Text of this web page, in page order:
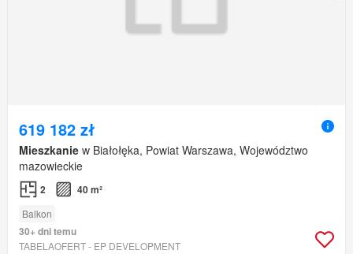
619 182 zł
Mieszkanie w Białołęka, Powiat Warszawa, Województwo
mazowieckie
2 40 m²
Balkon
30+ dni temu
TABELAOFERT - EP DEVELOPMENT